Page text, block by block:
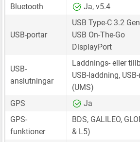
Bluetooth Ja, v5.4
USB-portar
USB Type-C 3.2
USB On-The-Go
DisplayPort
USB-
anslutningar
Laddnings- eller
USB-laddning,
(UMS)
GPS
Ja
GPS-
funktioner
BDS, GALILEO,
& L5)